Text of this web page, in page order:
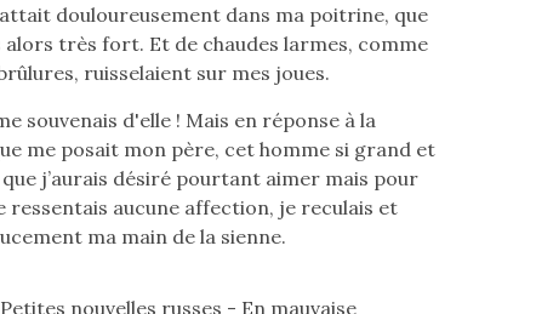
douloureusement dans ma poitrine, que
alors très fort. Et de chaudes larmes, comme
ruisselaient sur mes joues.
souvenais d'elle ! Mais en réponse à la
me posait mon père, cet homme si grand et
j’aurais désiré pourtant aimer mais pour
ressentais aucune affection, je reculais et
ma main de la sienne.